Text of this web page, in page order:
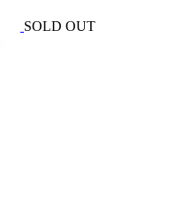
SOLD OUT